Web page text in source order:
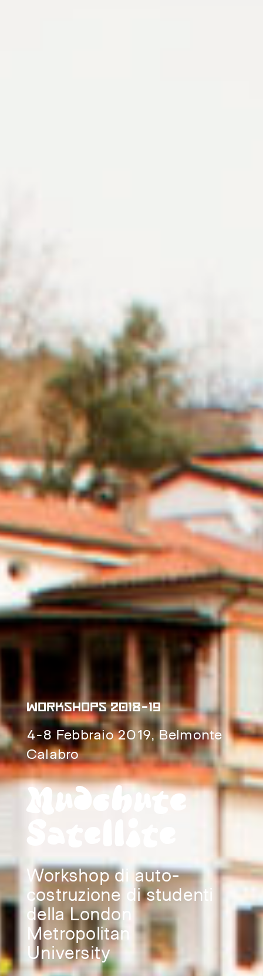
WORKSHOPS 2018-19
4-8 Febbraio 2019, Belmonte
Calabro
Mudchute
Satellite
Workshop di auto-
costruzione di studenti
della London
Metropolitan
University